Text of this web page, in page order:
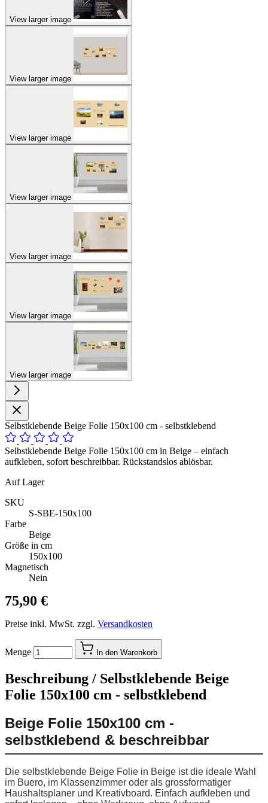
View larger image
View larger image
View larger image
View larger image
View larger image
View larger image
View larger image
Selbstklebende Beige Folie 150x100 cm - selbstklebend
Selbstklebende Beige Folie 150x100 cm in Beige – einfach
aufkleben, sofort beschreibbar. Rückstandslos ablösbar.
Auf Lager
SKU
S-SBE-150x100
Farbe
Beige
Größe in cm
150x100
Magnetisch
Nein
75,90 €
Preise inkl. MwSt. zzgl. Versandkosten
Menge In den Warenkorb
Beschreibung / Selbstklebende Beige
Folie 150x100 cm - selbstklebend
Beige Folie 150x100 cm -
selbstklebend & beschreibbar
Die selbstklebende Beige Folie in Beige ist die ideale Wahl
im Buero, im Klassenzimmer oder als grossformatiger
Haushaltsplaner und Kreativboard. Einfach aufkleben und